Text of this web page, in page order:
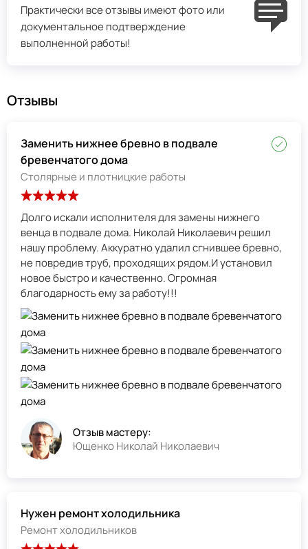
Практически все отзывы имеют фото или
документальное подтверждение
выполненной работы!
Отзывы
Заменить нижнее бревно в подвале
бревенчатого дома
Столярные и плотницкие работы
Долго искали исполнителя для замены нижнего
венца в подвале дома. Николай Николаевич решил
нашу проблему. Аккуратно удалил сгнившее бревно,
не повредив труб, проходящих рядом.И установил
новое быстро и качественно. Огромная
благодарность ему за работу!!!
Отзыв мастеру:
Ющенко Николай Николаевич
Нужен ремонт холодильника
Ремонт холодильников